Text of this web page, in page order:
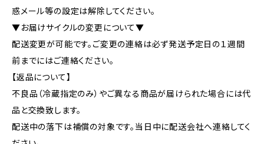
惑メール等の設定は解除してください。
▼お届けサイクルの変更について▼
配送変更が可能です。ご変更の連絡は必ず発送予定日の１週間
前までにはご連絡ください。
【返品について】
不良品（冷蔵指定のみ）やご異なる商品が届けられた場合には代
品と交換致します。
配送中の落下は補償の対象です。当日中に配送会社へ連絡してく